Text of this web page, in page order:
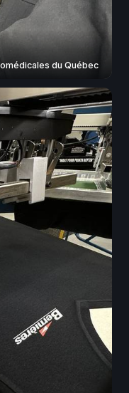
du Québec